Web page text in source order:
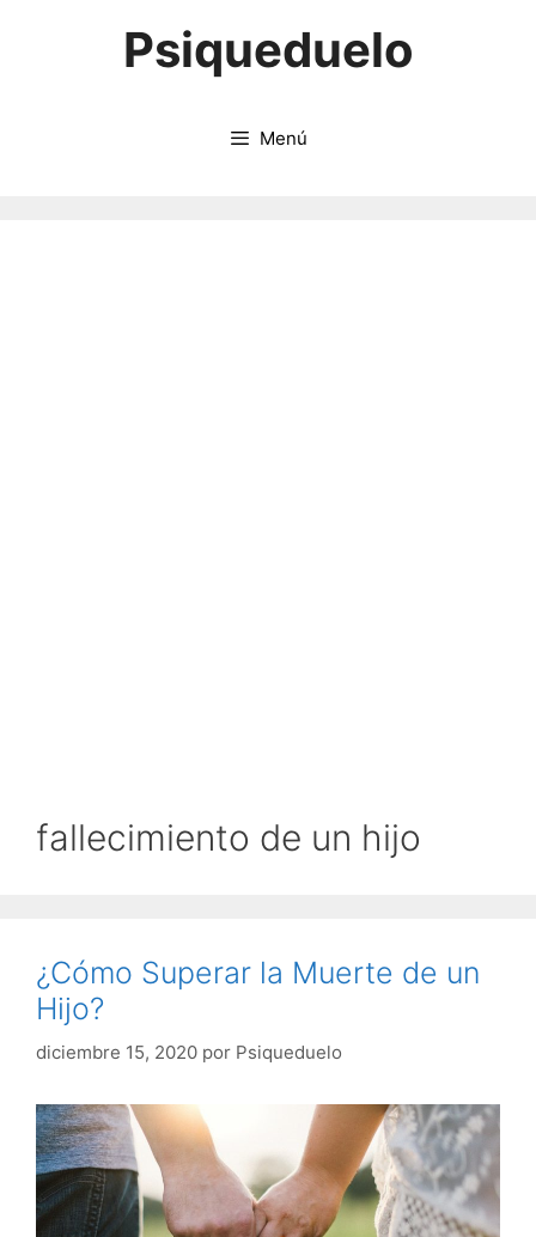
Psiqueduelo
Menú
fallecimiento de un hijo
¿Cómo Superar la Muerte de un
Hijo?
diciembre 15, 2020 por Psiqueduelo